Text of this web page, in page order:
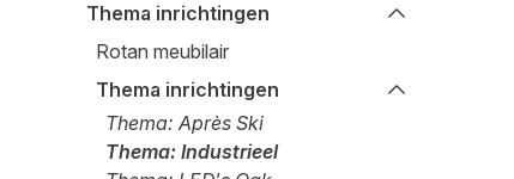
Thema inrichtingen
Rotan meubilair
Thema inrichtingen
Thema: Après Ski
Thema: Industrieel